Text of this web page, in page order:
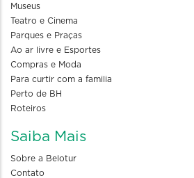
Museus
Teatro e Cinema
Parques e Praças
Ao ar livre e Esportes
Compras e Moda
Para curtir com a familia
Perto de BH
Roteiros
Saiba Mais
Sobre a Belotur
Contato